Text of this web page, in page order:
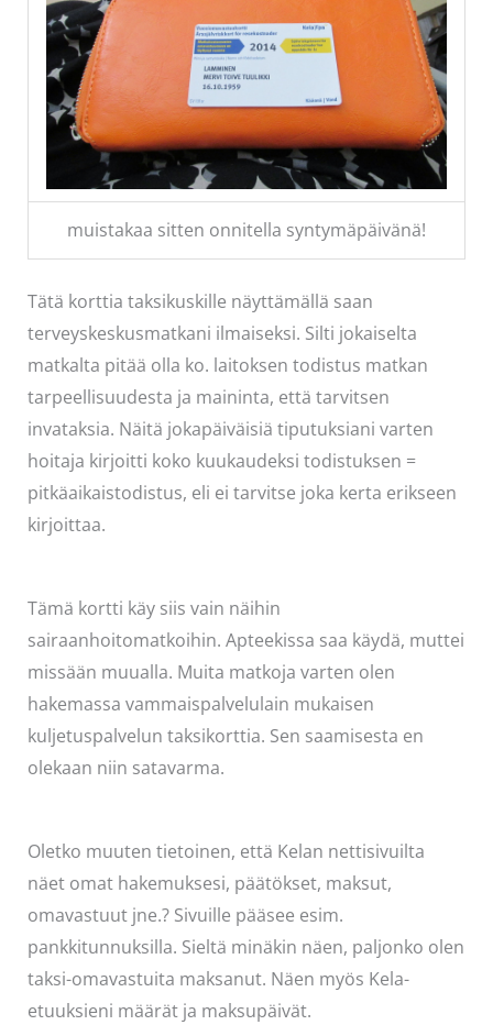
muistakaa sitten onnitella syntymäpäivänä!
Tätä korttia taksikuskille näyttämällä saan
terveyskeskusmatkani ilmaiseksi. Silti jokaiselta
matkalta pitää olla ko. laitoksen todistus matkan
tarpeellisuudesta ja maininta, että tarvitsen
invataksia. Näitä jokapäiväisiä tiputuksiani varten
hoitaja kirjoitti koko kuukaudeksi todistuksen =
pitkäaikaistodistus, eli ei tarvitse joka kerta erikseen
kirjoittaa.
Tämä kortti käy siis vain näihin
sairaanhoitomatkoihin. Apteekissa saa käydä, muttei
missään muualla. Muita matkoja varten olen
hakemassa vammaispalvelulain mukaisen
kuljetuspalvelun taksikorttia. Sen saamisesta en
olekaan niin satavarma.
Oletko muuten tietoinen, että Kelan nettisivuilta
näet omat hakemuksesi, päätökset, maksut,
omavastuut jne.? Sivuille pääsee esim.
pankkitunnuksilla. Sieltä minäkin näen, paljonko olen
taksi-omavastuita maksanut. Näen myös Kela-
etuuksieni määrät ja maksupäivät.